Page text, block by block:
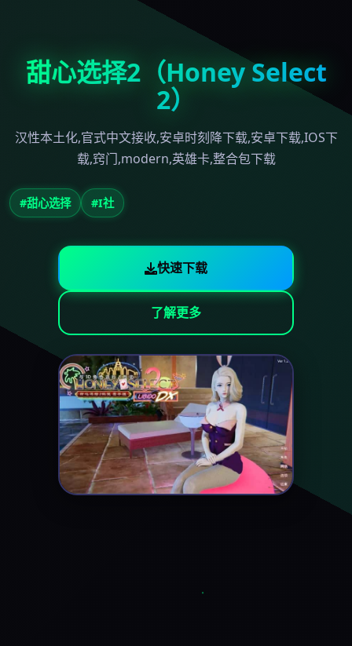
甜心选择2（Honey Select
2）
汉性本土化,官式中文接收,安卓时刻降下载,安卓下载,IOS下
载,窍门,modern,英雄卡,整合包下载
#甜心选择 #I社
快速下载
了解更多